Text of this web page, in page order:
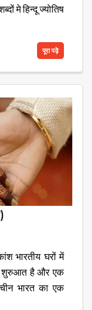
मे हिन्दू ज्योतिष
पूरा पढ़े
भारतीय घरों में
शुरुआत है और एक
भारत का एक